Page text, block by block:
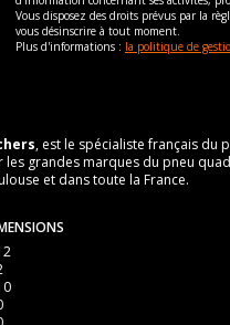
Vous disposez des droits prévus par la
vous désinscrire à tout moment.
Plus d'informations : la politique de
, est le spécialiste français du
grandes marques du pneu
et dans toute la France.